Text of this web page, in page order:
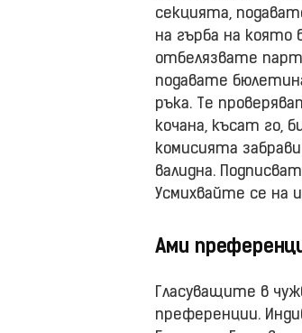
секцията,
на гърба на която
отбелязвате
подавате
ръка. Те
кочана, късат го,
комисията
валидна.
Усмихвайте се на
Ами
Гласуващите в
преференции.